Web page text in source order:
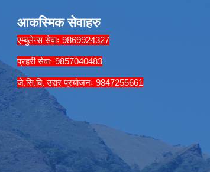
आकस्मिक सेवाहरु
एम्बुलेन्स सेवाः 9869924327
प्रहरी सेवाः 9857040483
जे.सि.बि. उद्दार प्रयोजनः 9847255661